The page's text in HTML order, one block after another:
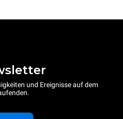
und Ereignisse auf dem